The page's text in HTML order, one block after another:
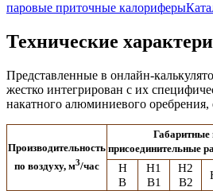
паровые приточные калориферы
Технические
Представленные в онлайн-
жестко интегрирован с их
накатного алюминиевого
Производительность
по воздуху, м3/час
Габаритные
присоединительные
H
B
H1
B1
H2
B2